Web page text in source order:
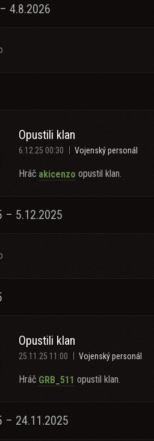
4.8.2026
Opustili klan
6.12.25 00:30 Vojenský personál
Hráč akicenzo opustil klan.
– 5.12.2025
Opustili klan
25.11.25 11:00 Vojenský personál
Hráč GRB_511 opustil klan.
– 24.11.2025